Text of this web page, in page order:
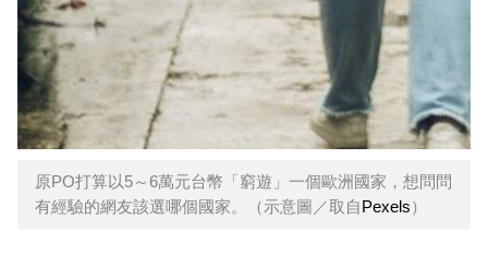
原PO打算以5～6萬元台幣「窮遊」一個歐洲國家，想問問
有經驗的網友該選哪個國家。（示意圖／取自Pexels）